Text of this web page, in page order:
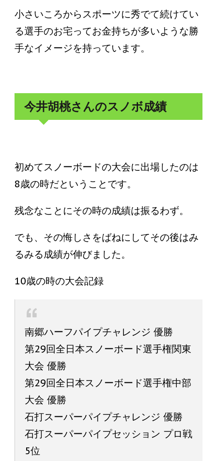
小さいころからスポーツに秀でて続けてい
る選手のお宅ってお金持ちが多いような勝
手なイメージを持っています。
今井胡桃さんのスノボ成績
初めてスノーボードの大会に出場したのは
8歳の時だということです。
残念なことにその時の成績は振るわず。
でも、その悔しさをばねにしてその後はみ
るみる成績が伸びました。
10歳の時の大会記録
南郷ハーフパイプチャレンジ 優勝
第29回全日本スノーボード選手権関東
大会 優勝
第29回全日本スノーボード選手権中部
大会 優勝
石打スーパーパイプチャレンジ 優勝
石打スーパーパイプセッション プロ戦
5位